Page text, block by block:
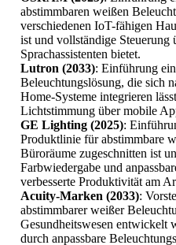
abstimmbaren weißen
verschiedenen IoT-fähigen
ist und vollständige Steuerung
Sprachassistenten bietet.
Lutron (2033): Einführung
Beleuchtungslösung, die sich
Home-Systeme integrieren
Lichtstimmung über mobile
GE Lighting (2025):
Produktlinie für abstimmbare
Büroräume zugeschnitten ist
Farbwiedergabe und
verbesserte Produktivität am
Acuity-Marken (2033):
abstimmbarer weißer
Gesundheitswesen entwickelt
durch anpassbare